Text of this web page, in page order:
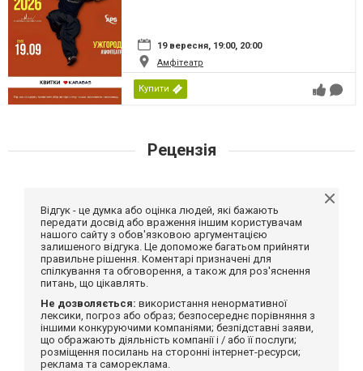
19 вересня, 19:00, 20:00
Амфітеатр
Купити
Рецензія
Відгук - це думка або оцінка людей, які бажають
передати досвід або враження іншим користувачам
нашого сайту з обов'язковою аргументацією
залишеного відгука. Це допоможе багатьом прийняти
правильне рішення. Коментарі призначені для
спілкування та обговорення, а також для роз'яснення
питань, що цікавлять.
Не дозволяється: використання ненормативної
лексики, погроз або образ; безпосереднє порівняння з
іншими конкуруючими компаніями; безпідставні заяви,
що ображають діяльність компанії і / або її послуги;
розміщення посилань на сторонні інтернет-ресурси;
реклама та самореклама.